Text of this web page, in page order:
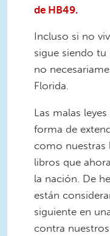
de HB49.
Incluso si no
sigue siendo tu
no
Florida.
Las malas
forma de
como nuestras
libros que
la nación. De
están
siguiente en
contra